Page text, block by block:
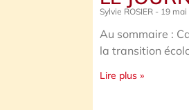
Sylvie ROSIER 19 mai
Au sommaire :
la transition
Lire plus »